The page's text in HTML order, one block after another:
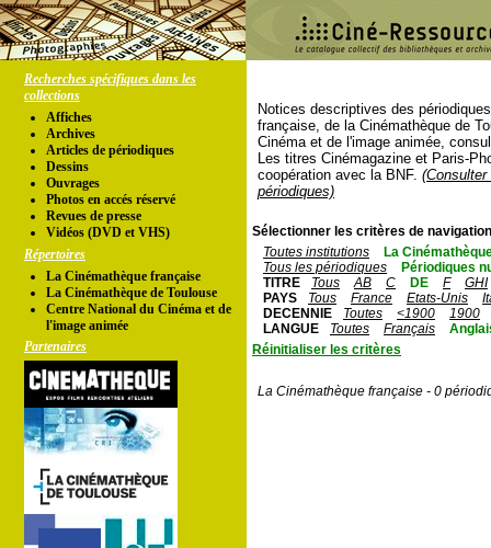
Recherches spécifiques dans les
collections
Affiches
Archives
Articles de périodiques
Dessins
Ouvrages
Photos en accés réservé
Revues de presse
Vidéos (DVD et VHS)
Répertoires
La Cinémathèque française
La Cinémathèque de Toulouse
Centre National du Cinéma et de
l'image animée
Partenaires
Notices descriptives des
française, de la Cinémathèque de
Cinéma et de l'image animée,
Les titres Cinémagazine et Paris-
coopération avec la BNF.
périodiques)
Sélectionner les critères de
Toutes institutions
La
Tous les périodiques
Périodiques
TITRE
Tous AB C DE F
GHI
PAYS
Tous France Etats-Unis
DECENNIE
Toutes <1900
1900
LANGUE
Toutes Français
Réinitialiser les critères
La Cinémathèque française - 0